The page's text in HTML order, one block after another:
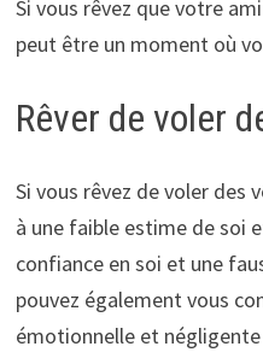
Si vous rêvez que votre
peut être un moment où
Rêver de voler
Si vous rêvez de voler des
à une faible estime de soi
confiance en soi et une
pouvez également vous
émotionnelle et